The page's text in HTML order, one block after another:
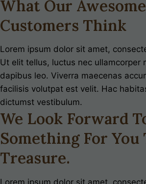
What Our Awesome
Customers Think
Lorem ipsum dolor sit amet,
Ut elit tellus, luctus nec ullamcorper
dapibus leo. Viverra maecenas
facilisis volutpat est velit. Hac
dictumst vestibulum.
We Look Forward
Something For You
Treasure.
Lorem ipsum dolor sit amet,